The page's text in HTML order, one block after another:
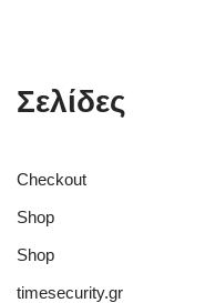
Σελίδες
Checkout
Shop
Shop
timesecurity.gr